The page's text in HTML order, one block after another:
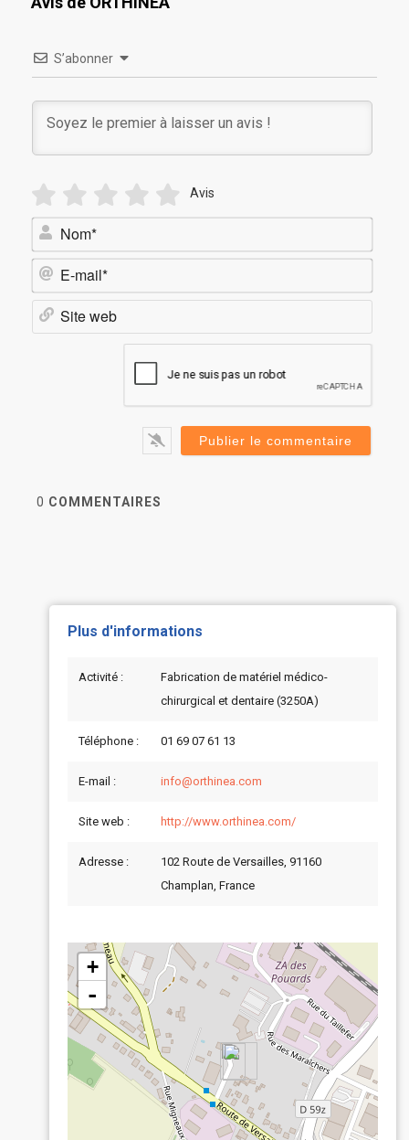
S’abonner
Avis
Nom*
E-
0 COMMENTAIRES
Plus d'informations
Activité :
Fabrication de matériel médico-
chirurgical et dentaire (3250A)
Téléphone : 01 69 07 61 13
E-mail : info@orthinea.com
Site web : http://www.orthinea.com/
Adresse :
102 Route de Versailles, 91160
Champlan, France
+
-